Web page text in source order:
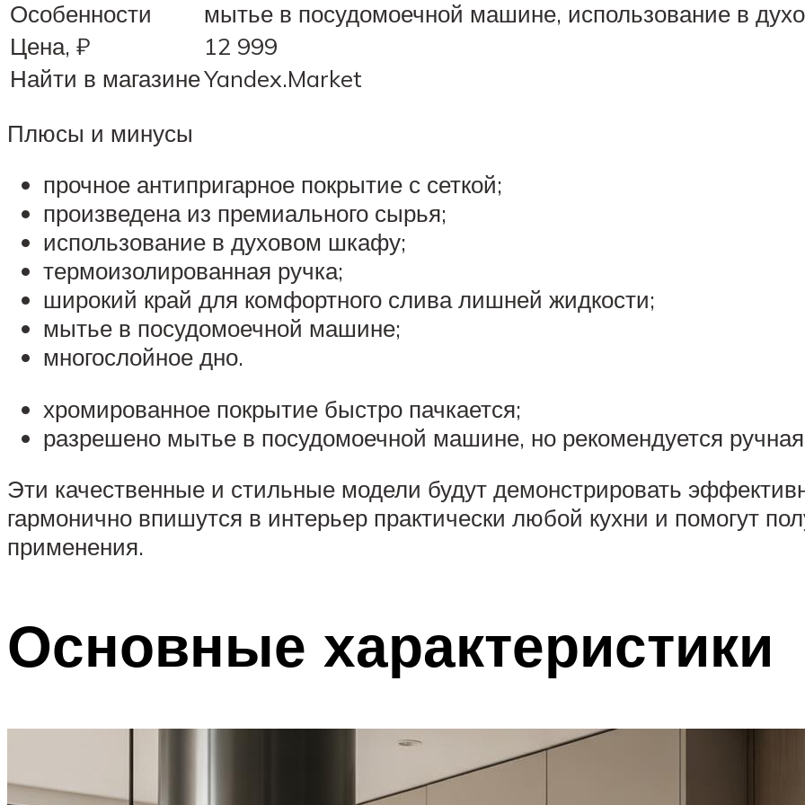
Особенности
мытье в посудомоечной машине, использование в
Цена, ₽
12 999
Найти в магазинеYandex.Market
Плюсы и минусы
прочное антипригарное покрытие с сеткой;
произведена из премиального сырья;
использование в духовом шкафу;
термоизолированная ручка;
широкий край для комфортного слива лишней жидкости;
мытье в посудомоечной машине;
многослойное дно.
хромированное покрытие быстро пачкается;
разрешено мытье в посудомоечной машине, но рекомендуется
Эти качественные и стильные модели будут демонстрировать
гармонично впишутся в интерьер практически любой кухни и помогут
применения.
Основные характеристики